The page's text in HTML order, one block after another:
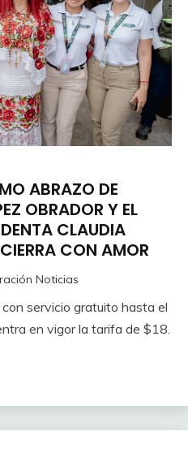
ABRAZO DE
OBRADOR Y EL
CLAUDIA
CON AMOR
Noticias
servicio gratuito hasta el
en vigor la tarifa de $18.